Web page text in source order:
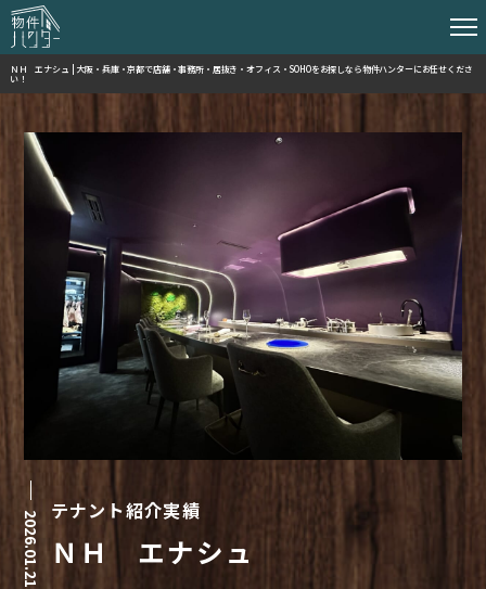
ＮＨ エナシュ | 大阪・兵庫・京都で店舗・事務所・居抜き・オフィス・SOHOをお探しなら物件ハンターにお任せくださ
い！
2026.01.21 テナント紹介実績
ＮＨ エナシュ